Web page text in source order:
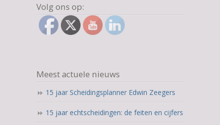
Volg ons op:
Meest actuele nieuws
15 jaar Scheidingsplanner Edwin Zeegers
15 jaar echtscheidingen: de feiten en cijfers